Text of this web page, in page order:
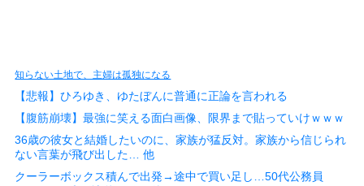
知らない土地で、主婦は孤独になる
【悲報】ひろゆき、ゆたぼんに普通に正論を言われる
【腹筋崩壊】最強に笑える面白画像、限界まで貼っていけｗｗｗ
36歳の彼女と結婚したいのに、家族が猛反対。家族から信じられ
ない言葉が飛び出した… 他
クーラーボックス積んで出発→途中で買い足し…50代公務員